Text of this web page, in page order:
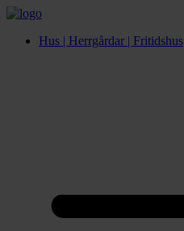
Hus | Herrgårdar | Fritidshus